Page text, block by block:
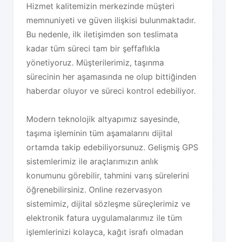
Hizmet kalitemizin merkezinde müşteri
memnuniyeti ve güven ilişkisi bulunmaktadır.
Bu nedenle, ilk iletişimden son teslimata
kadar tüm süreci tam bir şeffaflıkla
yönetiyoruz. Müşterilerimiz, taşınma
sürecinin her aşamasında ne olup bittiğinden
haberdar oluyor ve süreci kontrol edebiliyor.
Modern teknolojik altyapımız sayesinde,
taşıma işleminin tüm aşamalarını dijital
ortamda takip edebiliyorsunuz. Gelişmiş GPS
sistemlerimiz ile araçlarımızın anlık
konumunu görebilir, tahmini varış sürelerini
öğrenebilirsiniz. Online rezervasyon
sistemimiz, dijital sözleşme süreçlerimiz ve
elektronik fatura uygulamalarımız ile tüm
işlemlerinizi kolayca, kağıt israfı olmadan